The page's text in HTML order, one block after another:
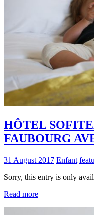
HÔTEL
FAUBOURG
31 August 2017 Enfant
Sorry, this entry is only
Read more